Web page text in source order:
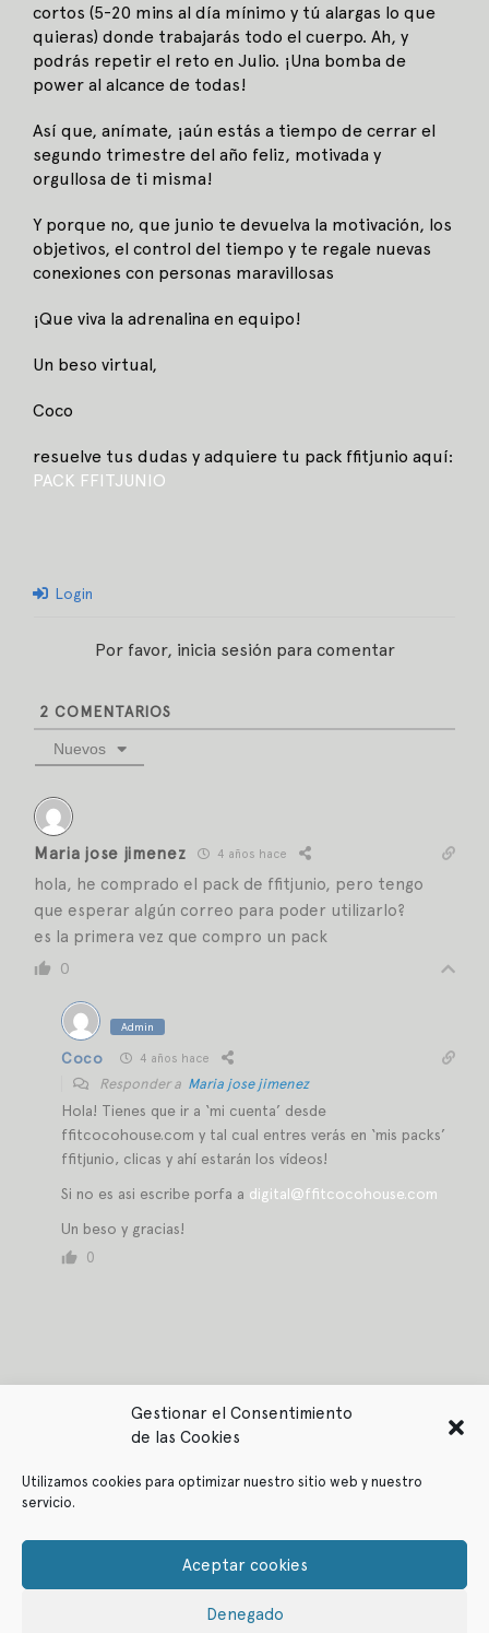
Gestionar el Consentimiento
de las Cookies
Utilizamos cookies para optimizar nuestro sitio web y nuestro
servicio.
Aceptar cookies
Denegado
cortos (5-20 mins al día mínimo y tú alargas lo que
quieras) donde trabajarás todo el cuerpo. Ah, y
podrás repetir el reto en Julio. ¡Una bomba de
power al alcance de todas!
Así que, anímate, ¡aún estás a tiempo de cerrar el
segundo trimestre del año feliz, motivada y
orgullosa de ti misma!
Y porque no, que junio te devuelva la motivación, los
objetivos, el control del tiempo y te regale nuevas
conexiones con personas maravillosas
¡Que viva la adrenalina en equipo!
Un beso virtual,
Coco
resuelve tus dudas y adquiere tu pack ffitjunio aquí:
PACK FFITJUNIO
Login
Por favor, inicia sesión para comentar
2 COMENTARIOS
Nuevos
Maria jose jimenez 4 años hace
hola, he comprado el pack de ffitjunio, pero tengo
que esperar algún correo para poder utilizarlo?
es la primera vez que compro un pack
0
Admin
Coco 4 años hace
Responder a Maria jose jimenez
Hola! Tienes que ir a ‘mi cuenta’ desde
ffitcocohouse.com y tal cual entres verás en ‘mis packs’
ffitjunio, clicas y ahí estarán los vídeos!
Si no es asi escribe porfa a digital@ffitcocohouse.com
Un beso y gracias!
0
Política de cookies
© ffitcoco 2021